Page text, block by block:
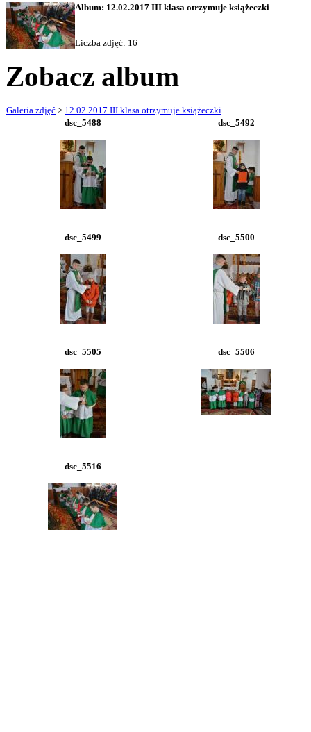
Album: 12.02.2017 III klasa otrzymuje książeczki
Liczba zdjęć: 16
Zobacz album
Galeria zdjęć > 12.02.2017 III klasa otrzymuje książeczki
dsc_5488
dsc_5492
dsc_5499 dsc_5500
dsc_5505 dsc_5506
dsc_5516